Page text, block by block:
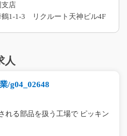
店
鶴1-1-3 リクルート天神ビル4F
人
/g04_02648
れる部品を扱う工場で ピッキン